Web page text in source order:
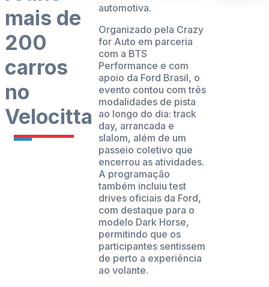
mais de
200
carros
no
Velocitta
automotiva.
Organizado pela Crazy
for Auto em parceria
com a BTS
Performance e com
apoio da Ford Brasil, o
evento contou com três
modalidades de pista
ao longo do dia: track
day, arrancada e
slalom, além de um
passeio coletivo que
encerrou as atividades.
A programação
também incluiu test
drives oficiais da Ford,
com destaque para o
modelo Dark Horse,
permitindo que os
participantes sentissem
de perto a experiência
ao volante.